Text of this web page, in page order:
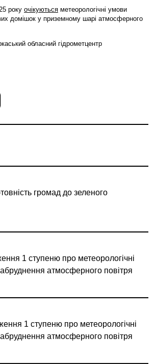
року очікуються метеорологічні умови
домішок у приземному шарі атмосферного
обласний гідрометцентр
громад до зеленого
1 ступеню про метеорологічні
атмосферного повітря
1 ступеню про метеорологічні
атмосферного повітря